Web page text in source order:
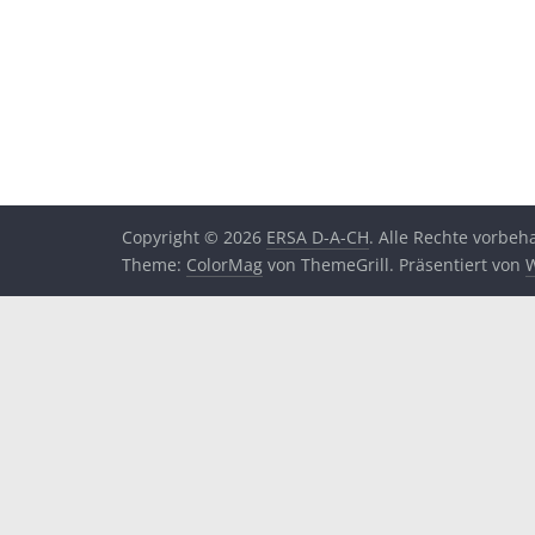
Copyright © 2026 ERSA D-A-CH. Alle Rechte
Theme: ColorMag von ThemeGrill. Präsentiert von